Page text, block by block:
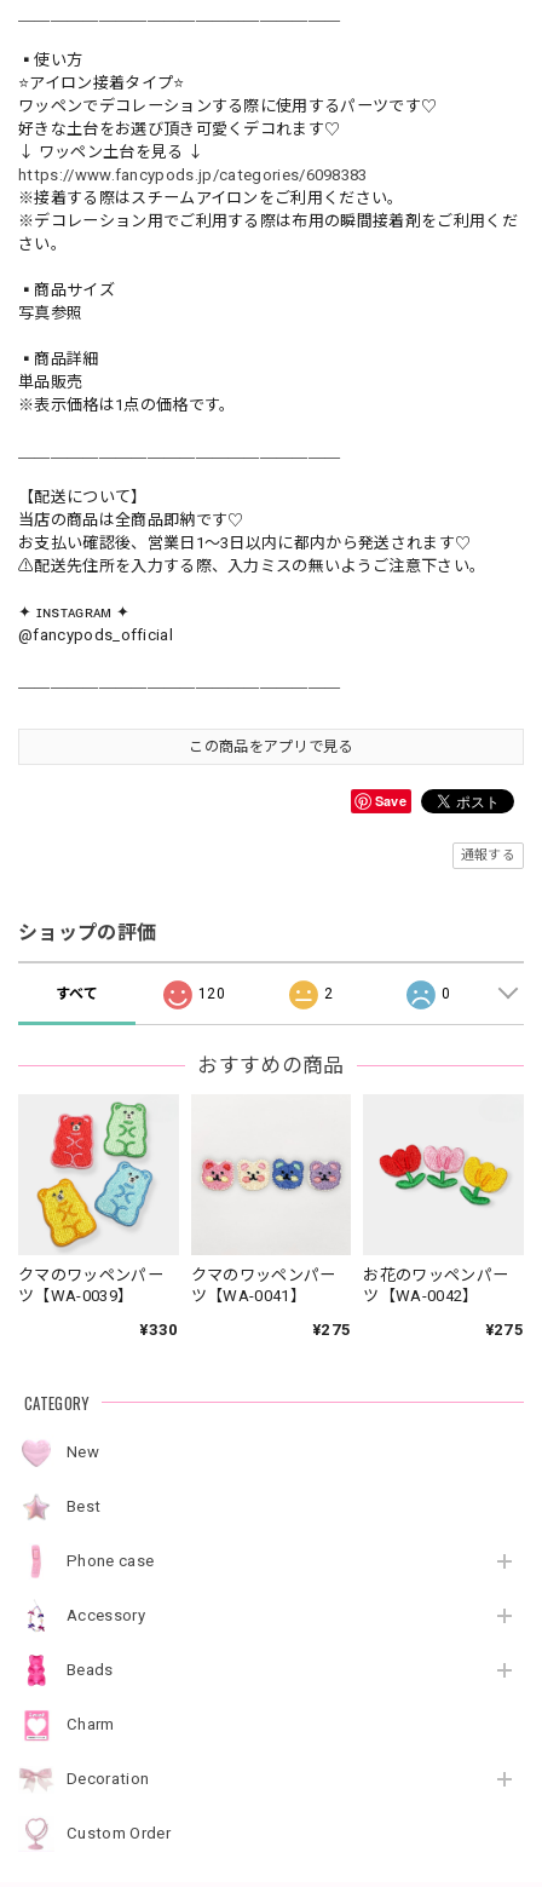
▪️使い方
⭐️アイロン接着タイプ⭐️
ワッペンでデコレーションする際に使用するパーツです♡
好きな土台をお選び頂き可愛くデコれます♡
↓ ワッペン土台を見る ↓
https://www.fancypods.jp/categories/6098383
※接着する際はスチームアイロンをご利用ください。
※デコレーション用でご利用する際は布用の瞬間接着剤をご利用くだ
さい。
▪️商品サイズ
写真参照
▪️商品詳細
単品販売
※表示価格は1点の価格です。
【配送について】
当店の商品は全商品即納です♡︎
お支払い確認後、営業日1〜3日以内に都内から発送されます♡
⚠︎配送先住所を入力する際、入力ミスの無いようご注意下さい。
✦ ɪɴsᴛᴀɢʀᴀᴍ ✦
@fancypods_official
この商品をアプリで見る
Save
通報する
ショップの評価
すべて 120 2 0
おすすめの商品
クマのワッペンパー
ツ【WA-0039】
¥330
クマのワッペンパー
ツ【WA-0041】
¥275
お花のワッペンパー
ツ【WA-0042】
¥275
CATEGORY
New
Best
Phone case
Accessory
Beads
Charm
Decoration
Custom Order